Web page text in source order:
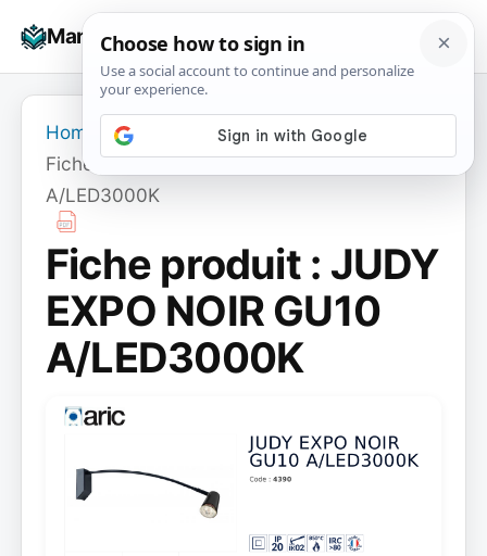
Manuals+
☰
Home
Fiche produit : JUDY EXPO NOIR GU10
A/LED3000K
Fiche produit : JUDY
EXPO NOIR GU10
A/LED3000K